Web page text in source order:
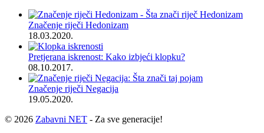
Značenje riječi Hedonizam
18.03.2020.
Pretjerana iskrenost: Kako izbjeći klopku?
08.10.2017.
Značenje riječi Negacija
19.05.2020.
© 2026 Zabavni NET - Za sve generacije!